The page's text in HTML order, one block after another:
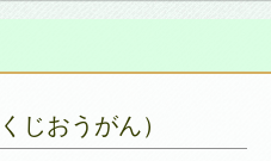
じおうがん）